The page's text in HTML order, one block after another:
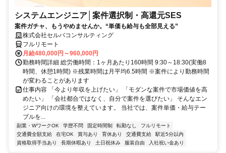
システムエンジニア│案件選択制・高還元SES
案件ガチャ、もうやめませんか。“単価も給与も全部見える”
株式会社セルバコンサルティング
フルリモート
月給480,000円～960,000円
勤務時間詳細 総労働時間：1ヶ月あたり160時間 9:30～18:30(実働8
時間、休憩1時間) ※残業時間は月平均6.5時間 ※案件により勤務時間
が変わることがあります
仕事内容 「今より年収を上げたい」 「モダンな案件で市場価値を高
めたい」 「会社都合ではなく、自分で案件を選びたい」 そんなエン
ジニア向けの環境を整えています。 当社では、案件単価・給与テー
ブルを...
副業・WワークOK 学歴不問 固定時間制 転勤なし
フルリモート
交通費全額支給
在宅OK 賞与あり 育休あり 交通費支給
駅近5分以内
資格取得手当あり
長期休暇あり 土日祝休み 服装自由 入社祝い金あり